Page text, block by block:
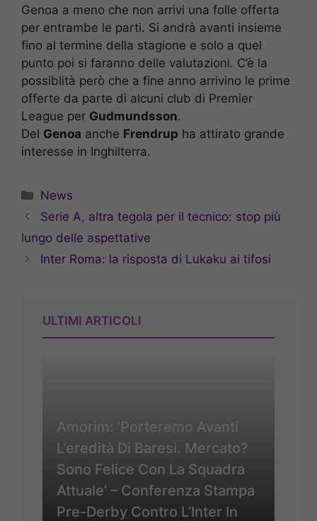
Genoa a meno che non arrivi una folle offerta
per entrambe le parti. Si andrà avanti insieme
fino al termine della stagione e solo a quel
punto poi si faranno delle valutazioni. C’è la
possiblità però che a fine anno arrivino le prime
offerte da parte di alcuni club di Premier
League per Gudmundsson.
Del Genoa anche Frendrup ha attirato grande
interesse in Inghilterra.
Categorie
News
Serie A, altra tegola per il tecnico: stop più
lungo delle aspettative
Inter Roma: la risposta di Lukaku ai tifosi
ULTIMI ARTICOLI
Amorim: ‘Porteremo Avanti
L’eredità Di Baresi. Mercato?
Sono Felice Con La Squadra
Attuale’ – Conferenza Stampa
Pre-Derby Contro L’Inter In